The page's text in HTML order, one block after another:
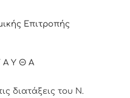
Επιτροπής
Α Υ Θ Α
του Ν.